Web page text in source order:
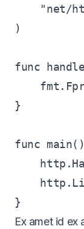
"net/
)
func
}
func
Ex amet id ex